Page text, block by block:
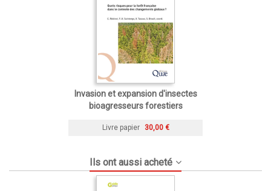
Invasion et expansion d'insectes
bioagresseurs forestiers
Livre papier 30,00 €
Ils ont aussi acheté